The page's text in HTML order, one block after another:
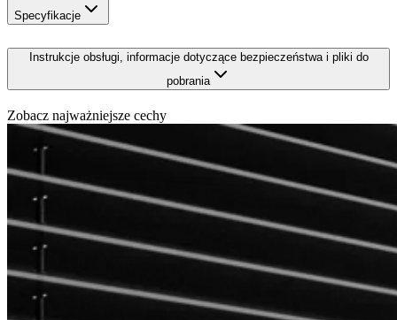
Specyfikacje
Instrukcje obsługi, informacje dotyczące bezpieczeństwa i pliki do
pobrania
Zobacz najważniejsze cechy